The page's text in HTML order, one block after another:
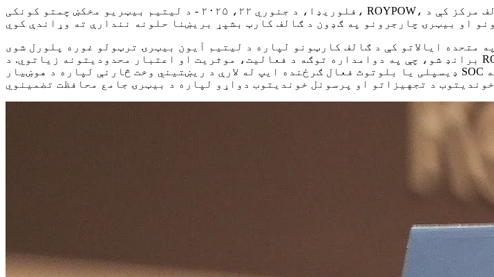
فلوریډا، د جنوري ۲۲، ۲۰۲۵ - د لیتیم بیټریو مخکښ چمتو کونکی، ROYPOW، د جنوري له ۲۲ څخه تر ۲۴ پورې د اورنج کاونټي ملي ګالف مرکز کې د PGA شو ۲۰۲۵ کې د
په متحده ایالاتو کې د ګالف کارټونو لپاره د لیتیم آیون بیټرۍ ترټولو غوره پلورل شوی
برانډ شو، چې په دوامداره توګه د فعالیت، موثریت او اعتبار محدودیتونه زیاتوي. د ROYPOW بوت کې، یو له مهمو ټکو څخه د لیتیم بیټرۍ لوړول دي. دوی د مانیټر
ډیسپلی یا بلوتوث فعال ګرځنده ایپ له لارې د ریښتیني وخت څارنې لپاره د هوښیار SOC میټر سره سمبال دي. د تولید کچه، د موادو کچه، د حجرو کچه، BMS، د پیک کچه،